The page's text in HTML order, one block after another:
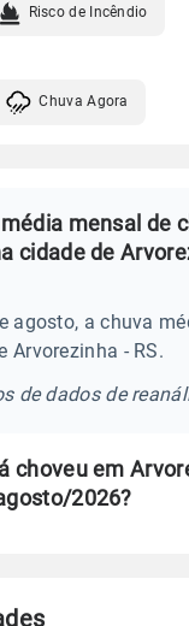
Risco de Incêndio
Chuva Agora
mensal de
cidade de
agosto, a chuva
Arvorezinha - RS.
de dados de
choveu em
2026?